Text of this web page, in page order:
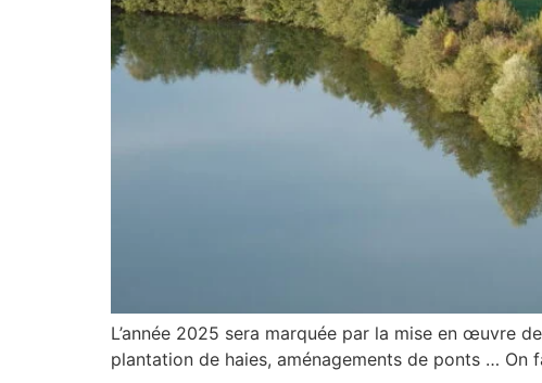
L’année 2025 sera marquée par la mise en œuvre
plantation de haies, aménagements de ponts … On